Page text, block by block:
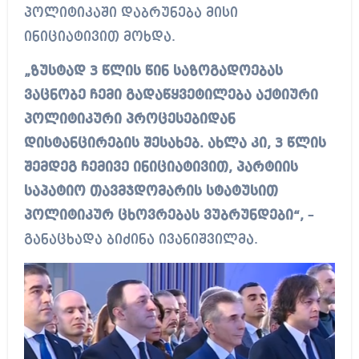
პოლიტიკაში დაბრუნება მისი
ინიციატივით მოხდა.
„ზუსტად 3 წლის წინ საზოგადოებას
ვაცნობე ჩემი გადაწყვეტილება აქტიური
პოლიტიკური პროცესებიდან
დისტანცირების შესახებ. ახლა კი, 3 წლის
შემდეგ ჩემივე ინიციატივით, პარტიის
საპატიო თავმჯდომარის სტატუსით
პოლიტიკურ ცხოვრებას ვუბრუნდები“,–
განაცხადა ბიძინა ივანიშვილმა.